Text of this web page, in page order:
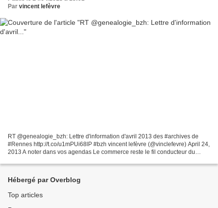
Par vincent lefèvre
RT @genealogie_bzh: Lettre d'information d'avril 2013 des #archives de
#Rennes http://t.co/u1mPUi68lP #bzh vincent lefèvre (@vinclefevre) April 24,
2013 A noter dans vos agendas Le commerce reste le fil conducteur du
Hébergé par Overblog
Top articles